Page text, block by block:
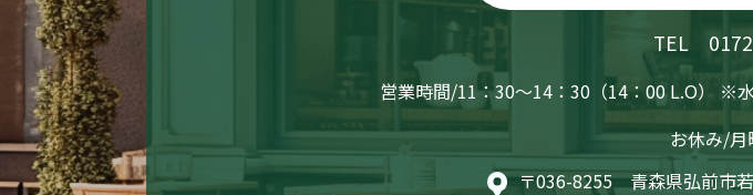
TEL
営業時間/11：30〜14：30（14：00 L.O） ※
お休み/月
〒036-8255 青森県弘前市